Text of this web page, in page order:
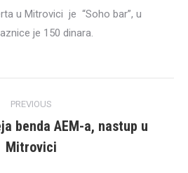
u Mitrovici je “Soho bar”, u
je 150 dinara.
PREVIOUS
Previous
post:
benda AEM-a, nastup u
Mitrovici